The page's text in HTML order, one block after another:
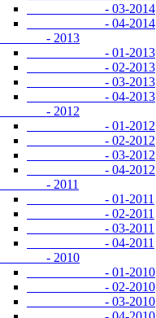
- 03-2014
- 04-2014
- 2013
- 01-2013
- 02-2013
- 03-2013
- 04-2013
- 2012
- 01-2012
- 02-2012
- 03-2012
- 04-2012
- 2011
- 01-2011
- 02-2011
- 03-2011
- 04-2011
- 2010
- 01-2010
- 02-2010
- 03-2010